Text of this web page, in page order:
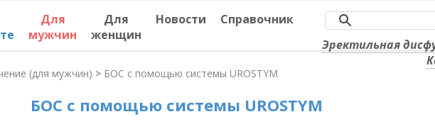
Для
мужчин
Для
женщин
Новости
Справочник
Эректильная
(для мужчин) > БОС с помощью системы UROSTYM
БОС с помощью системы UROSTYM